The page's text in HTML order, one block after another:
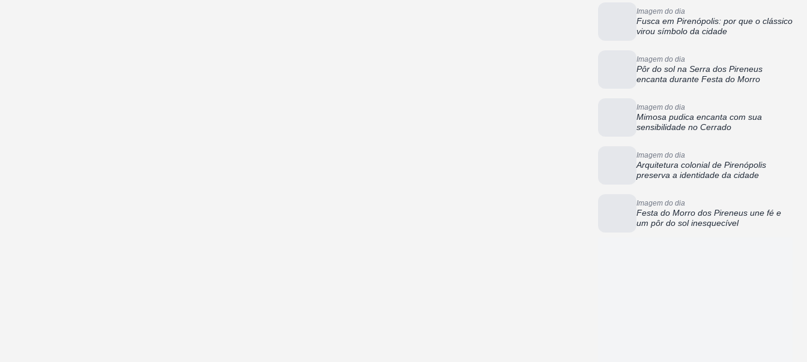
Imagem do dia
Fusca em Pirenópolis: por que o clássico
virou símbolo da cidade
Imagem do dia
Pôr do sol na Serra dos Pireneus
encanta durante Festa do Morro
Imagem do dia
Mimosa pudica encanta com sua
sensibilidade no Cerrado
Imagem do dia
Arquitetura colonial de Pirenópolis
preserva a identidade da cidade
Imagem do dia
Festa do Morro dos Pireneus une fé e
um pôr do sol inesquecível